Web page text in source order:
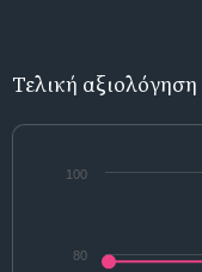
Τελική αξιολόγηση
80
100